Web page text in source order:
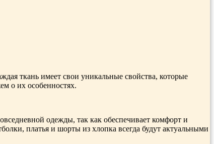
ткань имеет свои уникальные свойства, которые
о их особенностях.
одежды, так как обеспечивает комфорт и
платья и шорты из хлопка всегда будут актуальными